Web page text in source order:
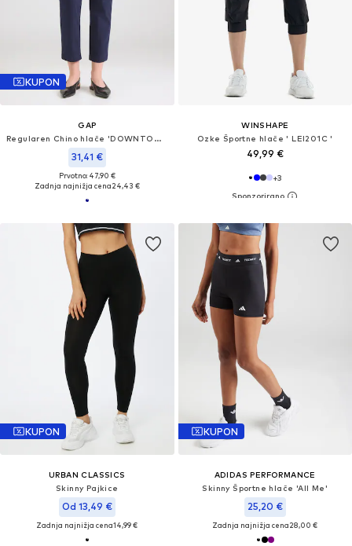
KUPON
GAP
Regularen Chino hlače 'DOWNTOWN'
31,41 €
Prvotno: 47,90 €
Zadnja najnižja cena24,43 €
WINSHAPE
Ozke Športne hlače ' LEI201C '
49,99 €
+3
KUPON
URBAN CLASSICS
Skinny Pajkice
Od 13,49 €
Zadnja najnižja cena14,99 €
KUPON
ADIDAS PERFORMANCE
Skinny Športne hlače 'All Me'
25,20 €
Zadnja najnižja cena28,00 €